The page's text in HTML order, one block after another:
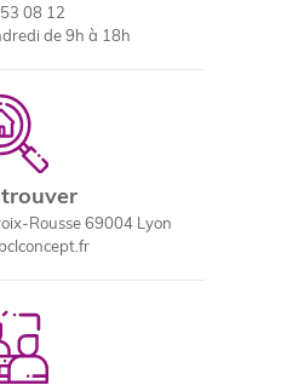
08 12
de 9h à 18h
Rousse 69004 Lyon